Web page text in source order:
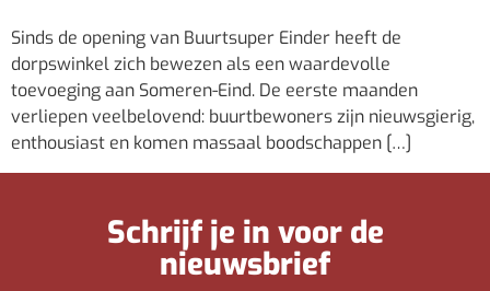
Sinds de opening van Buurtsuper Einder heeft de
dorpswinkel zich bewezen als een waardevolle
toevoeging aan Someren-Eind. De eerste maanden
verliepen veelbelovend: buurtbewoners zijn nieuwsgierig,
enthousiast en komen massaal boodschappen […]
Schrijf je in voor de
nieuwsbrief